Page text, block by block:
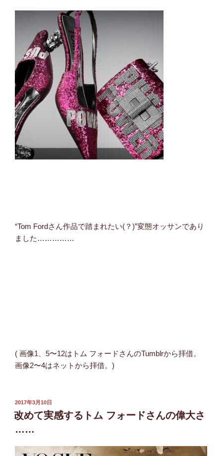
“Tom Fordさん作品で踏まれたい(？)”変態オッサンであり
ました……………
( 画像1、5〜12はトム フォードさんのTumblrから拝借。
画像2〜4はネットから拝借。)
投
稿
日:
2017年3月10日
改めて実感するトム フォードさんの偉大さ
……